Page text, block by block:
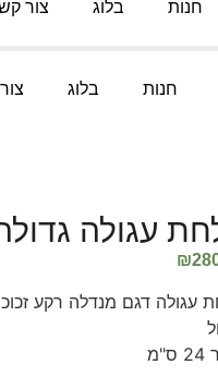
חנות בלוג צור
חנות בלוג
עגולה
₪
עגולה דגם מנדלה רקע